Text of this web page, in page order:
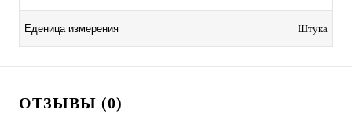
Еденица измерения Штука
ОТЗЫВЫ (0)